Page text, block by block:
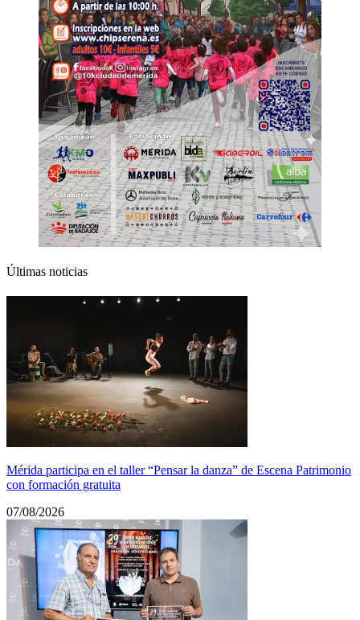
Últimas noticias
Mérida participa en el taller “Pensar la danza” de Escena Patrimonio
con formación gratuita
07/08/2026